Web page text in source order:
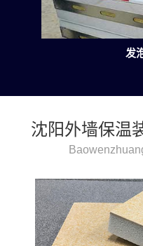
发
沈阳外墙保温